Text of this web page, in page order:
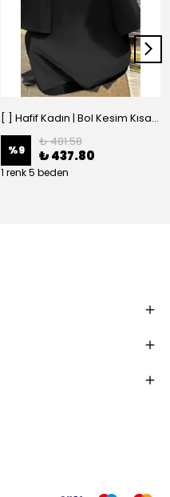
[ ] Hafif Kadın | Bol Kesim Kısa Kollu Yuvarlak Yaka Eğlenceli Karikatür Ayı ve - Siyah
%9
₺ 481.58
₺ 437.80
1 renk 5 beden